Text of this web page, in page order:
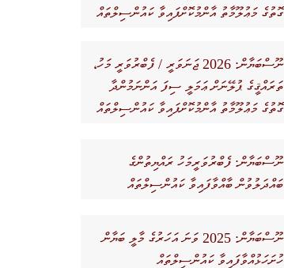
ގޮތުގެ މަޢުލޫމާތު އާންމުކޮށްފައިވާ ކައުންސިލްތައް
ނޫސްބަޔާން: 2026 ޖަނަވަރީ / ފެބްރުވަރީ މަހު،
ތަރައްޤީގެ ޕުލޭނަށް ޢަމަލީ ސިފަ އަންނަމުންދާ
ގޮތުގެ މަޢުލޫމާތު އާންމުކޮށްފައިވާ ކައުންސިލްތައް
ނޫސްބަޔާން: ފެބްރުވަރީމަހު ރައްޔިތުންގެ
ބައްދަލުވުން ބާއްވާފައިވާ ކައުންސިލްތައް
ނޫސްބަޔާން: 2025 ވަނަ އަހަރުގެ މާލީ ބަޔާން
ހުށަހަޅުއްވާފައިވާ ކައުންސިލްތައް